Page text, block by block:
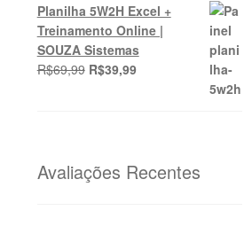
Planilha 5W2H Excel +
Treinamento Online |
SOUZA Sistemas
R$69,99 O
R$39,99O
Avaliações Recentes